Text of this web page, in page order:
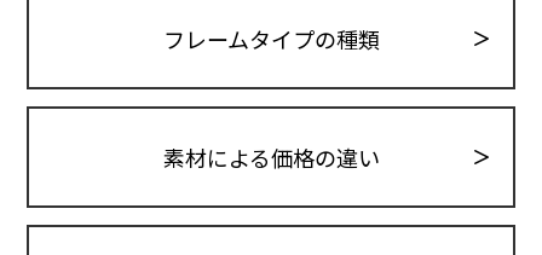
フレームタイプの種類
素材による価格の違い